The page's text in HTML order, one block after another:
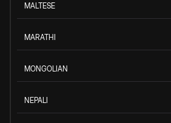
MALTESE
MARATHI
MONGOLIAN
NEPALI